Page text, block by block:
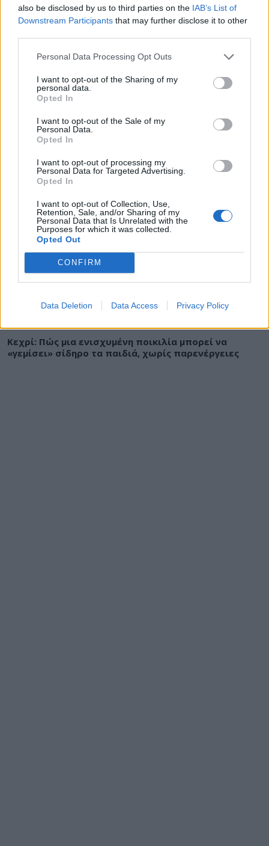
also be disclosed by us to third parties on the IAB’s List of
Downstream Participants that may further disclose it to other
Personal Data Processing Opt Outs
I want to opt-out of the Sharing of my
personal data.
Opted In
I want to opt-out of the Sale of my
Personal Data.
Opted In
I want to opt-out of processing my
Personal Data for Targeted Advertising.
Opted In
I want to opt-out of Collection, Use,
Retention, Sale, and/or Sharing of my
Personal Data that Is Unrelated with the
Purposes for which it was collected.
Opted Out
CONFIRM
Data Deletion Data Access Privacy Policy
07 Αυγούστου 2026 20:01
για διαβήτη και παχυσαρκία
ΕΙΔΗΣΕΙΣ 07 Αυγούστου 2026 19:33
ΙΣΑ: «Καμπανάκι» για τον ιό του Δυτικού Νείλου στην
Αττική – Τι ζητά από τις Αρχές
Κεχρί: Πώς μια ενισχυμένη ποικιλία μπορεί να
«γεμίσει» σίδηρο τα παιδιά, χωρίς παρενέργειες